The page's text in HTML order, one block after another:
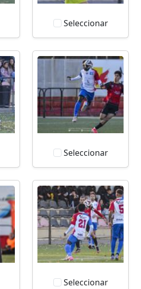
Seleccionar
Seleccionar
Seleccionar